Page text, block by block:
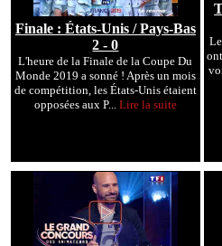
Finale : États-Unis / Pays-Bas
2 - 0
L'heure de la Finale de la Coupe Du
Monde 2019 a sonné ! Après un mois
de compétition, les États-Unis étaient
opposées aux P... Lire la suite